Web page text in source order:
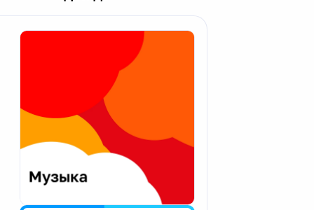
Апатиты
Екатеринбург
Калининград
Калуга